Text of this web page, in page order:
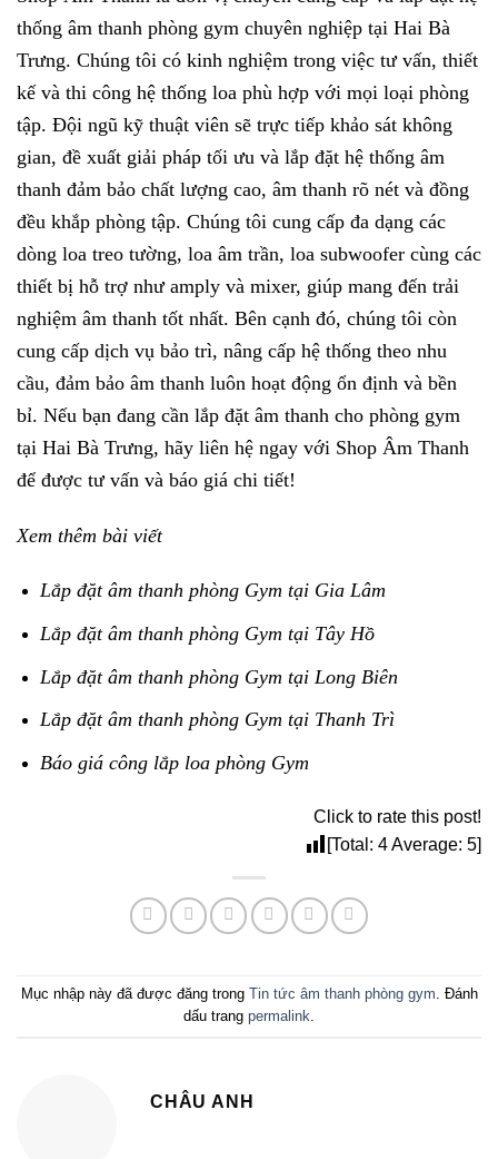
thống âm thanh phòng gym chuyên nghiệp tại Hai Bà
Trưng. Chúng tôi có kinh nghiệm trong việc tư vấn, thiết
kế và thi công hệ thống loa phù hợp với mọi loại phòng
tập. Đội ngũ kỹ thuật viên sẽ trực tiếp khảo sát không
gian, đề xuất giải pháp tối ưu và lắp đặt hệ thống âm
thanh đảm bảo chất lượng cao, âm thanh rõ nét và đồng
đều khắp phòng tập. Chúng tôi cung cấp đa dạng các
dòng loa treo tường, loa âm trần, loa subwoofer cùng các
thiết bị hỗ trợ như amply và mixer, giúp mang đến trải
nghiệm âm thanh tốt nhất. Bên cạnh đó, chúng tôi còn
cung cấp dịch vụ bảo trì, nâng cấp hệ thống theo nhu
cầu, đảm bảo âm thanh luôn hoạt động ổn định và bền
bỉ. Nếu bạn đang cần lắp đặt âm thanh cho phòng gym
tại Hai Bà Trưng, hãy liên hệ ngay với Shop Âm Thanh
để được tư vấn và báo giá chi tiết!
Xem thêm bài viết
Lắp đặt âm thanh phòng Gym tại Gia Lâm
Lắp đặt âm thanh phòng Gym tại Tây Hồ
Lắp đặt âm thanh phòng Gym tại Long Biên
Lắp đặt âm thanh phòng Gym tại Thanh Trì
Báo giá công lắp loa phòng Gym
Click to rate this post!
[Total: 4Average: 5]
Mục nhập này đã được đăng trong Tin tức âm thanh phòng gym. Đánh
dấu trang permalink.
CHÂU ANH